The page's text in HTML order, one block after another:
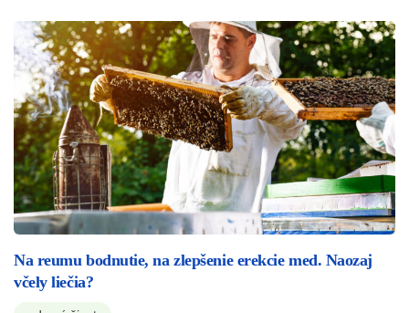
Na reumu bodnutie, na zlepšenie erekcie med. Naozaj
včely liečia?